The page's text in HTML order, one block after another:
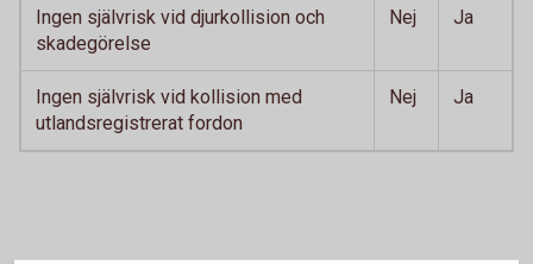
Ingen självrisk vid djurkollision och
skadegörelse
Nej Ja
Ingen självrisk vid kollision med
utlandsregistrerat fordon
Nej Ja